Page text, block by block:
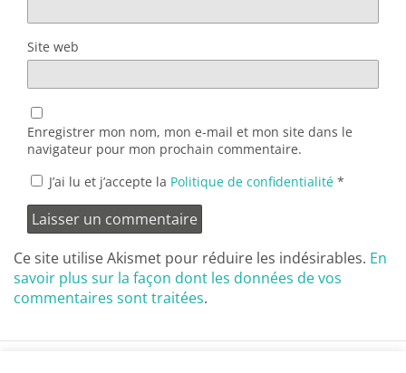
Site web
Enregistrer mon nom, mon e-mail et mon site dans le
navigateur pour mon prochain commentaire.
J’ai lu et j’accepte la Politique de confidentialité *
Ce site utilise Akismet pour réduire les indésirables. En
savoir plus sur la façon dont les données de vos
commentaires sont traitées.